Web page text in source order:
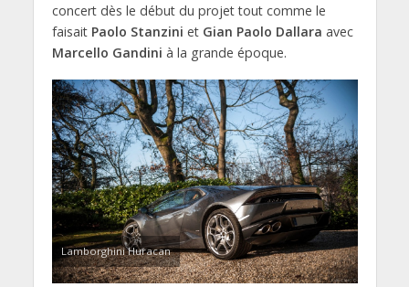
concert dès le début du projet tout comme le
faisait Paolo Stanzini et Gian Paolo Dallara avec
Marcello Gandini à la grande époque.
Lamborghini Huracan